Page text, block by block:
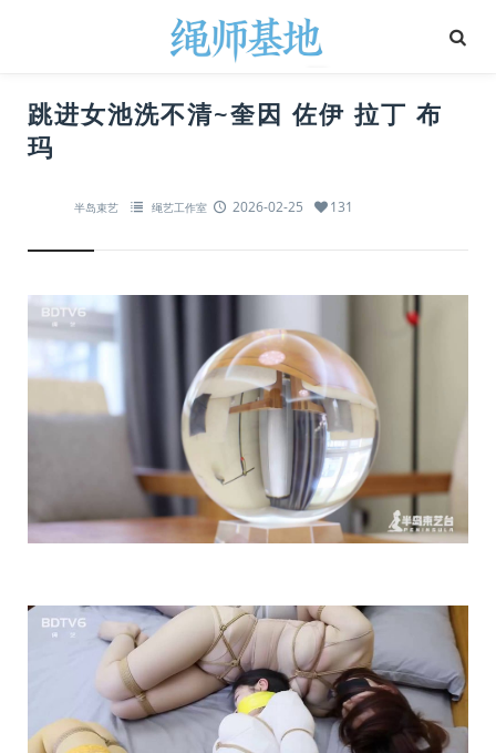
跳进女池洗不清~奎因 佐伊 拉丁 布
玛
半岛束艺 绳艺工作室 2026-02-25 131